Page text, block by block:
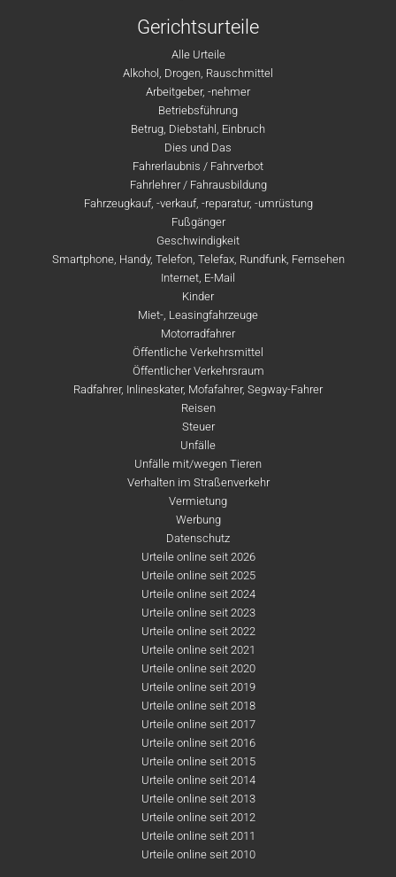
Gerichtsurteile
Alle Urteile
Alkohol, Drogen, Rauschmittel
Arbeitgeber, -nehmer
Betriebsführung
Betrug, Diebstahl, Einbruch
Dies und Das
Fahrerlaubnis / Fahrverbot
Fahrlehrer / Fahrausbildung
Fahrzeugkauf, -verkauf, -reparatur, -umrüstung
Fußgänger
Geschwindigkeit
Smartphone, Handy, Telefon, Telefax, Rundfunk, Fernsehen
Internet, E-Mail
Kinder
Miet-, Leasingfahrzeuge
Motorradfahrer
Öffentliche Verkehrsmittel
Öffentlicher Verkehrsraum
Radfahrer, Inlineskater, Mofafahrer, Segway-Fahrer
Reisen
Steuer
Unfälle
Unfälle mit/wegen Tieren
Verhalten im Straßenverkehr
Vermietung
Werbung
Datenschutz
Urteile online seit 2026
Urteile online seit 2025
Urteile online seit 2024
Urteile online seit 2023
Urteile online seit 2022
Urteile online seit 2021
Urteile online seit 2020
Urteile online seit 2019
Urteile online seit 2018
Urteile online seit 2017
Urteile online seit 2016
Urteile online seit 2015
Urteile online seit 2014
Urteile online seit 2013
Urteile online seit 2012
Urteile online seit 2011
Urteile online seit 2010